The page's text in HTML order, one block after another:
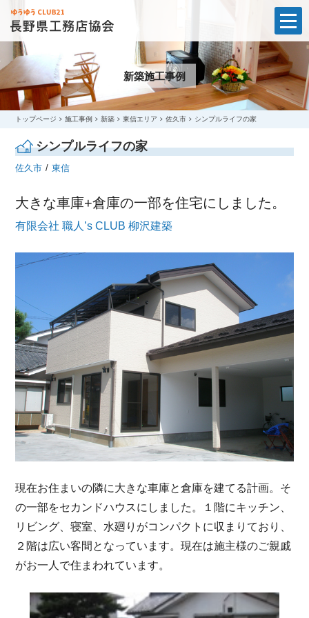
t
o
g
g
l
e
n
a
v
t
i
新築施工事例
トップページ 施工事例 新築 東信エリア 佐久市 シンプルライフの家
シンプルライフの家
佐久市 東信
大きな車庫+倉庫の一部を住宅にしました。
有限会社 職人’s CLUB 柳沢建築
現在お住まいの隣に大きな車庫と倉庫を建てる計画。そ
の一部をセカンドハウスにしました。１階にキッチン、
リビング、寝室、水廻りがコンパクトに収まりており、
２階は広い客間となっています。現在は施主様のご親戚
がお一人で住まわれています。